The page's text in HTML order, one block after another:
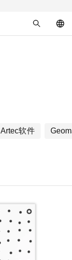
Artec软件